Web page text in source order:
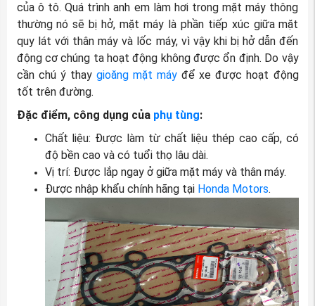
của ô tô. Quá trình anh em làm hơi trong mặt máy thông
thường nó sẽ bị hở, mặt máy là phần tiếp xúc giữa mặt
quy lát với thân máy và lốc máy, vì vậy khi bị hở dẫn đến
động cơ chúng ta hoạt động không được ổn định. Do vậy
cần chú ý thaygioăng mặt máy để xe được hoạt động
tốt trên đường.
Đặc điểm, công dụng của phụ tùng:
Chất liệu: Được làm từ chất liệu thép cao cấp, có
độ bền cao và có tuổi thọ lâu dài.
Vị trí: Được lắp ngay ở giữa mặt máy và thân máy.
Được nhập khẩu chính hãng tạiHonda Motors.